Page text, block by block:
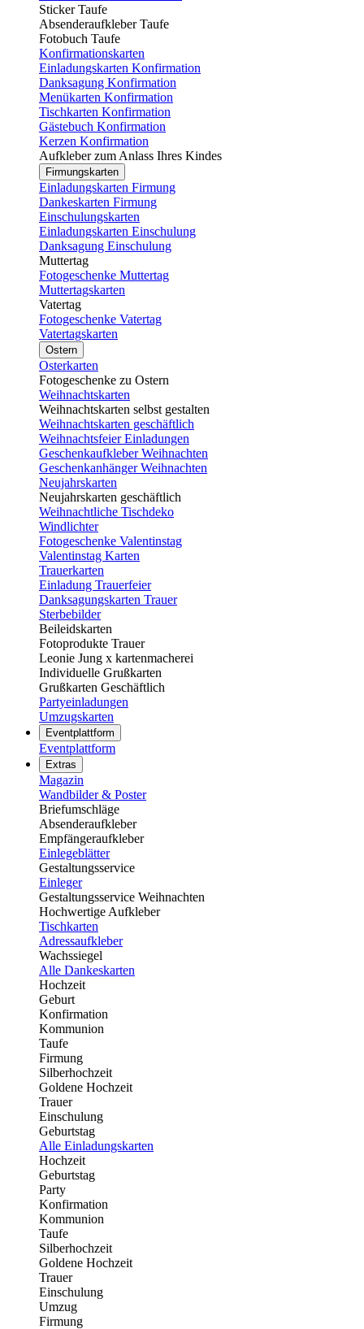
Sticker Taufe
Absenderaufkleber Taufe
Fotobuch Taufe
Konfirmationskarten
Einladungskarten Konfirmation
Danksagung Konfirmation
Menükarten Konfirmation
Tischkarten Konfirmation
Gästebuch Konfirmation
Kerzen Konfirmation
Aufkleber zum Anlass Ihres Kindes
Firmungskarten
Einladungskarten Firmung
Dankeskarten Firmung
Einschulungskarten
Einladungskarten Einschulung
Danksagung Einschulung
Muttertag
Fotogeschenke Muttertag
Muttertagskarten
Vatertag
Fotogeschenke Vatertag
Vatertagskarten
Ostern
Osterkarten
Fotogeschenke zu Ostern
Weihnachtskarten
Weihnachtskarten selbst gestalten
Weihnachtskarten geschäftlich
Weihnachtsfeier Einladungen
Geschenkaufkleber Weihnachten
Geschenkanhänger Weihnachten
Neujahrskarten
Neujahrskarten geschäftlich
Weihnachtliche Tischdeko
Windlichter
Fotogeschenke Valentinstag
Valentinstag Karten
Trauerkarten
Einladung Trauerfeier
Danksagungskarten Trauer
Sterbebilder
Beileidskarten
Fotoprodukte Trauer
Leonie Jung x kartenmacherei
Individuelle Grußkarten
Grußkarten Geschäftlich
Partyeinladungen
Umzugskarten
Eventplattform
Eventplattform
Extras
Magazin
Wandbilder & Poster
Briefumschläge
Absenderaufkleber
Empfängeraufkleber
Einlegeblätter
Gestaltungsservice
Einleger
Gestaltungsservice Weihnachten
Hochwertige Aufkleber
Tischkarten
Adressaufkleber
Wachssiegel
Alle Dankeskarten
Hochzeit
Geburt
Konfirmation
Kommunion
Taufe
Firmung
Silberhochzeit
Goldene Hochzeit
Trauer
Einschulung
Geburtstag
Alle Einladungskarten
Hochzeit
Geburtstag
Party
Konfirmation
Kommunion
Taufe
Silberhochzeit
Goldene Hochzeit
Trauer
Einschulung
Umzug
Firmung